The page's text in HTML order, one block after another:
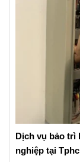
Dịch vụ bảo
nghiệp tại